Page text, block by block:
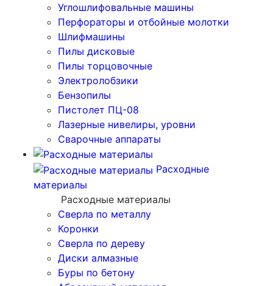
Углошлифовальные машины
Перфораторы и отбойные молотки
Шлифмашины
Пилы дисковые
Пилы торцовочные
Электролобзики
Бензопилы
Пистолет ПЦ-08
Лазерные нивелиры, уровни
Сварочные аппараты
Расходные
материалы
Расходные материалы
Сверла по металлу
Коронки
Сверла по дереву
Диски алмазные
Буры по бетону